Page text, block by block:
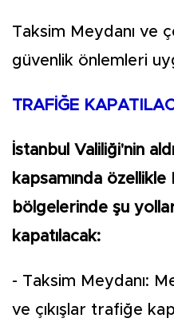
Taksim Meydanı ve
güvenlik önlemleri
TRAFİĞE
İstanbul Valiliği'nin
kapsamında
bölgelerinde şu
kapatılacak:
- Taksim Meydanı:
ve çıkışlar trafiğe